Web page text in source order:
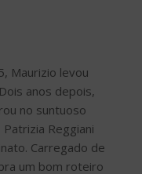
Maurizio levou
anos depois,
no suntuoso
Reggiani
Carregado de
um bom roteiro